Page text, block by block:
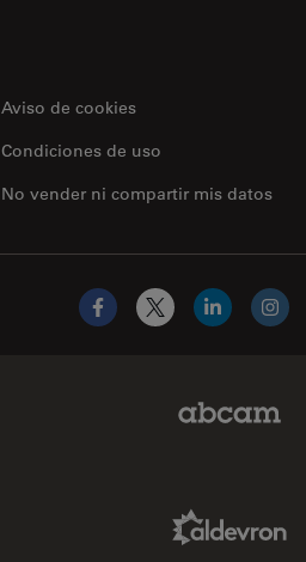
Aviso de cookies
No vender ni compartir mis datos
Condiciones de uso
Facebook
X LinkedIn